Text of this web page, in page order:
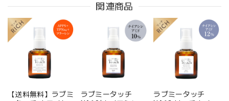
関連商品
【送料無料】ラブミ
ラブミータッチ
ラブミータッチ